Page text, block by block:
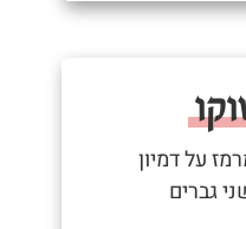
על דמיון
גברים